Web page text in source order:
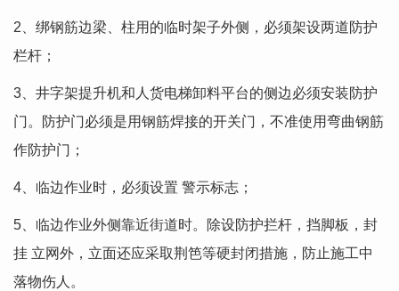
2、绑钢筋边梁、柱用的临时架子外侧，必须架设两道防护
栏杆；
3、井字架提升机和人货电梯卸料平台的侧边必须安装防护
门。防护门必须是用钢筋焊接的开关门，不准使用弯曲钢筋
作防护门；
4、临边作业时，必须设置 警示标志；
5、临边作业外侧靠近街道时。除设防护拦杆，挡脚板，封
挂 立网外，立面还应采取荆笆等硬封闭措施，防止施工中
落物伤人。